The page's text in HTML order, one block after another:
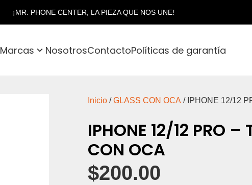
¡MR. PHONE CENTER, LA PIEZA QUE NOS UNE!
Marcas NosotrosContactoPolíticas de garantía
Inicio/GLASS CON OCA / IPHONE 12/12
IPHONE 12/12 PRO –
CON OCA
$200.00